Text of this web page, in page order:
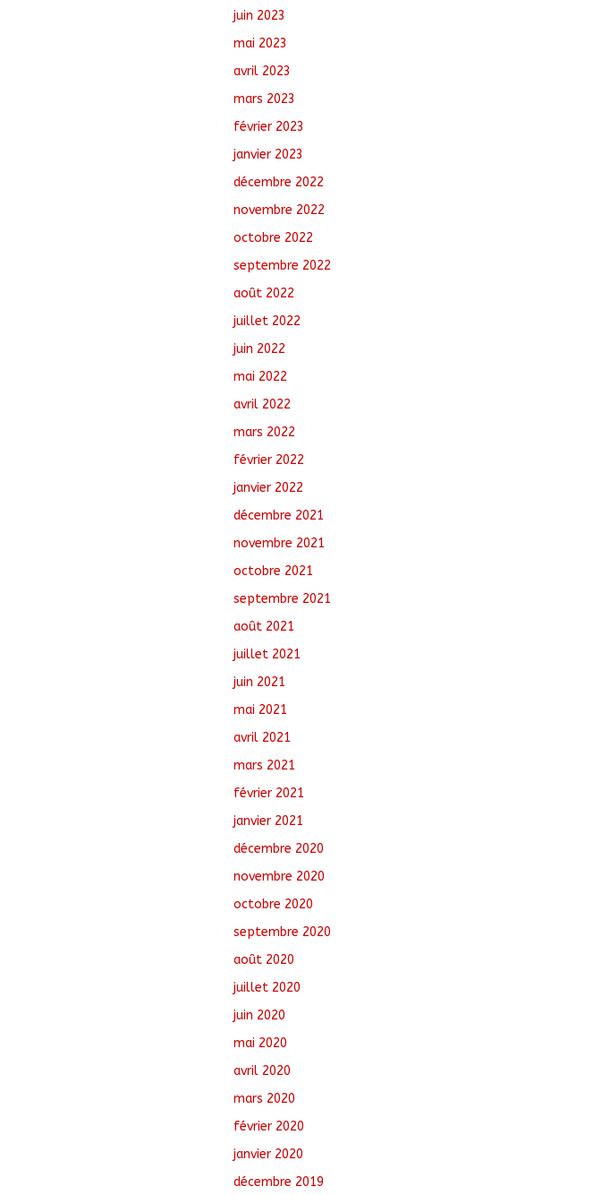
juin 2023
mai 2023
avril 2023
mars 2023
février 2023
janvier 2023
décembre 2022
novembre 2022
octobre 2022
septembre 2022
août 2022
juillet 2022
juin 2022
mai 2022
avril 2022
mars 2022
février 2022
janvier 2022
décembre 2021
novembre 2021
octobre 2021
septembre 2021
août 2021
juillet 2021
juin 2021
mai 2021
avril 2021
mars 2021
février 2021
janvier 2021
décembre 2020
novembre 2020
octobre 2020
septembre 2020
août 2020
juillet 2020
juin 2020
mai 2020
avril 2020
mars 2020
février 2020
janvier 2020
décembre 2019